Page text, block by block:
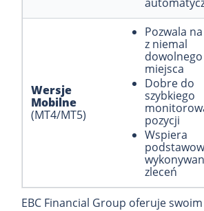
Wersje
Mobilne
(MT4/MT5)
Pozwala
z niemal
dowolnego
miejsca
Dobre do
szybkiego
pozycji
Wspiera
zleceń
EBC Financial Group oferuje